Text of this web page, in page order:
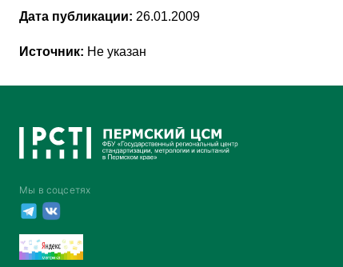
Дата публикации: 26.01.2009
Источник: Не указан
Мы в соцсетях